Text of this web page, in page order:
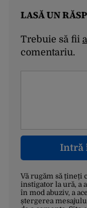
LASĂ UN
Trebuie să fii
comentariu.
Intră
Vă rugăm să țineți
instigator la ură, a
în mod abuziv, a
ștergerea